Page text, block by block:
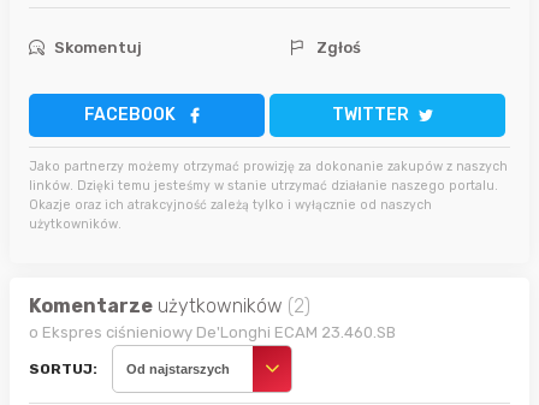
Skomentuj Zgłoś
FACEBOOK TWITTER
Jako partnerzy możemy otrzymać prowizję za dokonanie zakupów z naszych
linków. Dzięki temu jesteśmy w stanie utrzymać działanie naszego portalu.
Okazje oraz ich atrakcyjność zależą tylko i wyłącznie od naszych
użytkowników.
Komentarze użytkowników (2)
o Ekspres ciśnieniowy De'Longhi ECAM 23.460.SB
SORTUJ: Od najstarszych